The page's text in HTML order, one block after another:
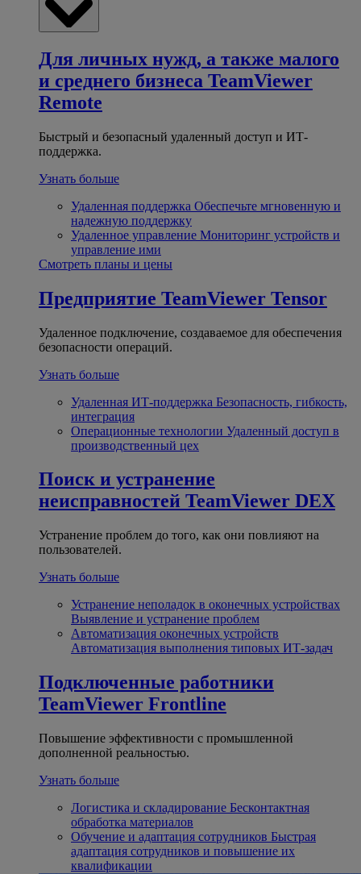
Для личных нужд, а также малого
и среднего бизнеса TeamViewer
Remote
Быстрый и безопасный удаленный доступ и ИТ-
поддержка.
Узнать больше
Удаленная поддержка Обеспечьте мгновенную и
надежную поддержку
Удаленное управление Мониторинг устройств и
управление ими
Смотреть планы и цены
Предприятие TeamViewer Tensor
Удаленное подключение, создаваемое для обеспечения
безопасности операций.
Узнать больше
Удаленная ИТ-поддержка Безопасность, гибкость,
интеграция
Операционные технологии Удаленный доступ в
производственный цех
Поиск и устранение
неисправностей TeamViewer DEX
Устранение проблем до того, как они повлияют на
пользователей.
Узнать больше
Устранение неполадок в оконечных устройствах
Выявление и устранение проблем
Автоматизация оконечных устройств
Автоматизация выполнения типовых ИТ-задач
Подключенные работники
TeamViewer Frontline
Повышение эффективности с промышленной
дополненной реальностью.
Узнать больше
Логистика и складирование Бесконтактная
обработка материалов
Обучение и адаптация сотрудников Быстрая
адаптация сотрудников и повышение их
квалификации